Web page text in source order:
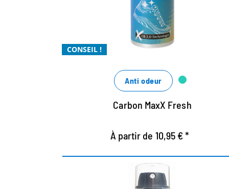
CONSEIL !
odorantes grâce à l'encapsulation
Xtra coup de fraîcheur avec un parfum cool
Xtra puissant
Anti odeur
Carbon MaxX Fresh
À partir de 10,95 € *